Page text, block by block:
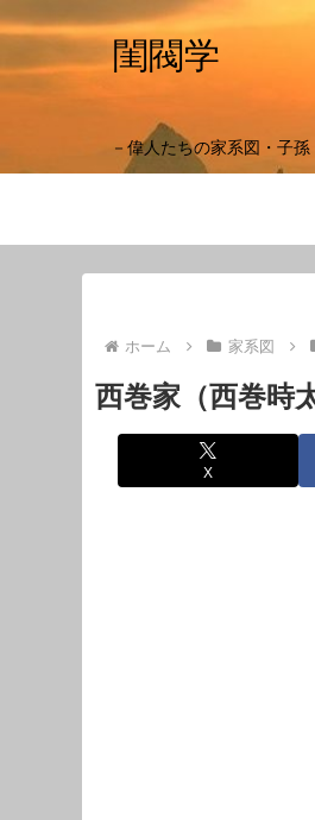
閨閥学
－偉人たちの家系図・子
ホーム 家系図
西巻家（西巻時
X